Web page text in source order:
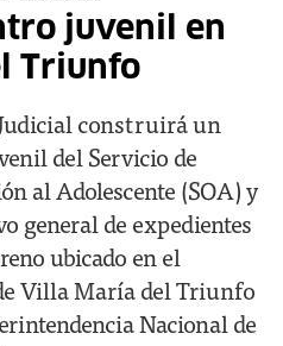
juvenil en
Triunfo
construirá un
del Servicio de
al Adolescente (SOA) y
general de expedientes
ubicado en el
Villa María del Triunfo
Nacional de